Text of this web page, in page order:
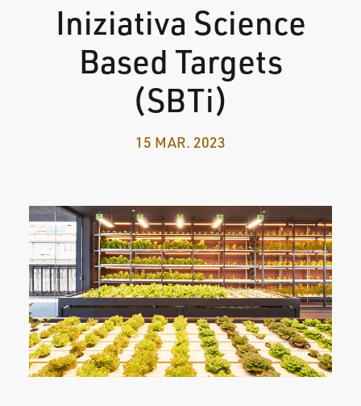
Iniziativa Science
Based Targets
(SBTi)
15 MAR. 2023